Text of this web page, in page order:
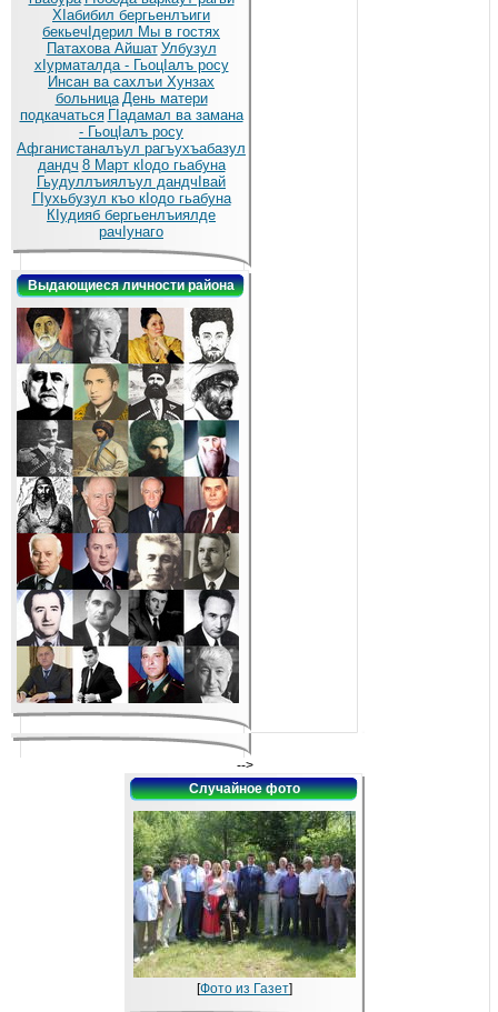
ХIабибил бергьенлъиги
бекьечIдерил Мы в гостях
Патахова Айшат Улбузул
хIурматалда - ГьоцIалъ росу
Инсан ва сахлъи Хунзах
больница День матери
подкачаться ГIадамал ва замана
- ГьоцIалъ росу
Афганистаналъул рагъухъабазул
дандч 8 Март кIодо гьабуна
Гьудуллъиялъул дандчIвай
ГIухьбузул къо кIодо гьабуна
КIудияб бергьенлъиялде
рачIунаго
Выдающиеся личности района
-->
Случайное фото
[Фото из Газет]